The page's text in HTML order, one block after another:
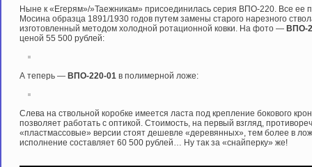
Ныне к «Егерям»/»Таежникам» присоединилась серия ВПО-220. Все ее
Мосина образца 1891/1930 годов путем замены старого нарезного
изготовленный методом холодной ротационной ковки. На фото — ВПО-
ценой 55 500 рублей:
А теперь — ВПО-220-01 в полимерной ложе:
Слева на ствольной коробке имеется ласта под крепление бокового
позволяет работать с оптикой. Стоимость, на первый взгляд,
«пластмассовые» версии стоят дешевле «деревянных», тем более в
исполнение составляет 60 500 рублей… Ну так за «снайперку» же!